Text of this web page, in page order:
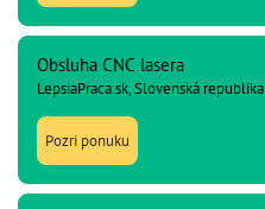
Obsluha CNC lasera
LepsiaPraca.sk, Slovenská republika
Pozri ponuku